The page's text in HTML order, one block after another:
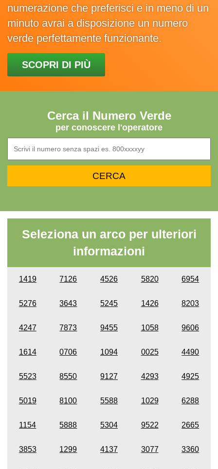
numerazione che preferisci e in meno di un
minuto avrai a disposizione un numero
verde perfettamente funzionante.
SCOPRI DI PIÙ
Cerca il Numero Verde
per conoscere l'operatore
Seleziona un arco per ulteriori
informazioni
1419 7126 4526 5820 6954
5276 3643 5245 1426 8203
4247 7873 9455 1058 9606
1614 0706 1094 0025 4490
5523 8550 9127 4293 4925
5019 8100 5588 1029 6288
1154 5888 5304 9522 2665
3853 1299 4137 3077 3360